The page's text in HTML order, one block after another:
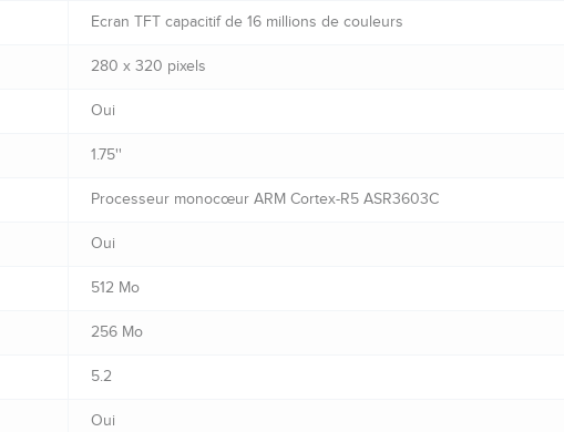
Ecran TFT capacitif de 16 millions de couleurs
280 x 320 pixels
Oui
1.75''
Processeur monocœur ARM Cortex-R5 ASR3603C
Oui
512 Mo
256 Mo
5.2
Oui